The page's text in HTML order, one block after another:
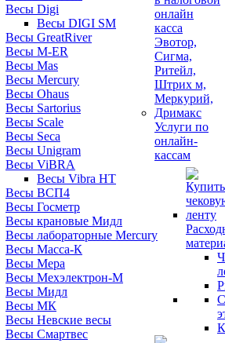
Весы Digi
Весы DIGI SM
Весы GreatRiver
Весы M-ER
Весы Mas
Весы Mercury
Весы Ohaus
Весы Sartorius
Весы Scale
Весы Seca
Весы Unigram
Весы ViBRA
Весы Vibra HT
Весы ВСП4
Весы Госметр
Весы крановые Мидл
Весы лабораторные Mercury
Весы Масса-К
Весы Мера
Весы Мехэлектрон-М
Весы Мидл
Весы МК
Весы Невские весы
Весы Смартвес
Услуги по
онлайн-
кассам